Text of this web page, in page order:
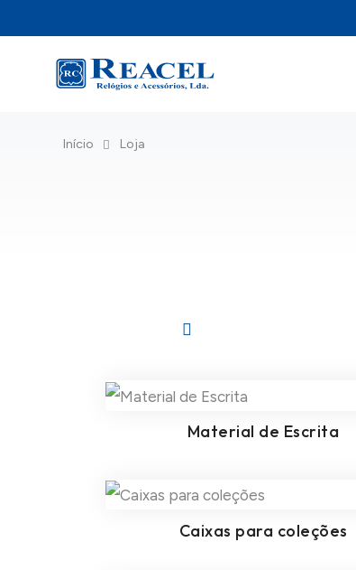
Início Loja
Material de Escrita
Caixas para coleções